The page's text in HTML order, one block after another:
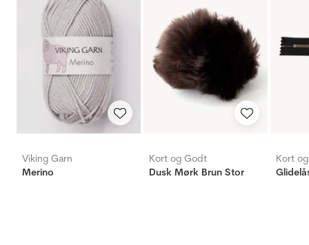
Viking Garn
Merino
Kort og Godt
Dusk Mørk Brun Stor
Kort